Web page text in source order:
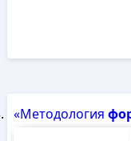
«Методология